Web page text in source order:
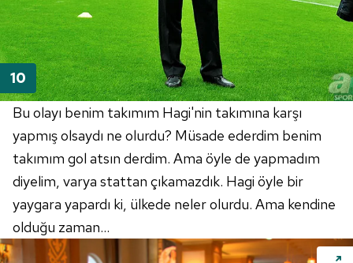
Bu olayı benim takımım Hagi'nin takımına karşı
yapmış olsaydı ne olurdu? Müsade ederdim benim
takımım gol atsın derdim. Ama öyle de yapmadım
diyelim, varya stattan çıkamazdık. Hagi öyle bir
yaygara yapardı ki, ülkede neler olurdu. Ama kendine
olduğu zaman...